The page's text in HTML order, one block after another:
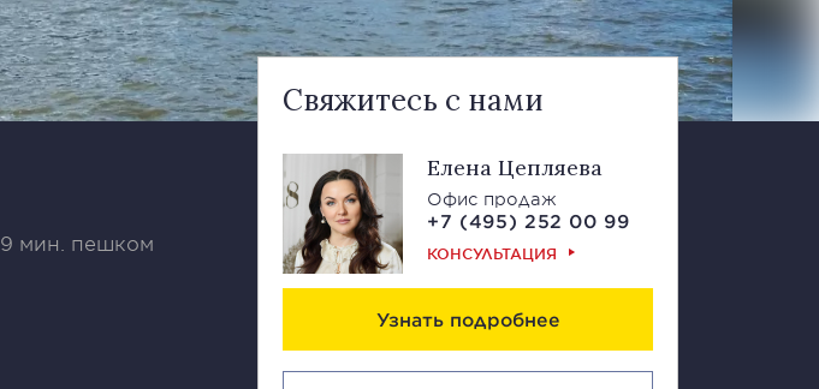
9 мин. пешком
Свяжитесь с нами
Елена Цепляева
Офис продаж
+7 (495) 252 00 99
КОНСУЛЬТАЦИЯ
Узнать подробнее